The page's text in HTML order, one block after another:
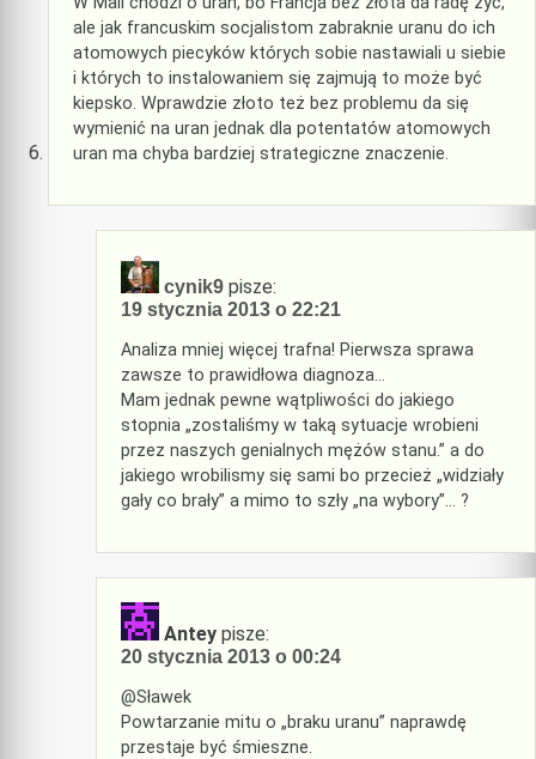
ale jak francuskim socjalistom zabraknie uranu do ich
atomowych piecyków których sobie nastawiali u siebie
i których to instalowaniem się zajmują to może być
kiepsko. Wprawdzie złoto też bez problemu da się
wymienić na uran jednak dla potentatów atomowych
uran ma chyba bardziej strategiczne znaczenie.
cynik9 pisze:
19 stycznia 2013 o 22:21
Analiza mniej więcej trafna! Pierwsza sprawa
zawsze to prawidłowa diagnoza…
Mam jednak pewne wątpliwości do jakiego
stopnia „zostaliśmy w taką sytuacje wrobieni
przez naszych genialnych mężów stanu.” a do
jakiego wrobilismy się sami bo przecież „widziały
gały co brały” a mimo to szły „na wybory”… ?
Antey pisze:
20 stycznia 2013 o 00:24
@Sławek
Powtarzanie mitu o „braku uranu” naprawdę
przestaje być śmieszne.